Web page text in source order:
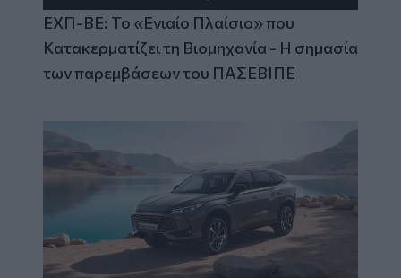
ΕΧΠ-ΒΕ: Το «Ενιαίο Πλαίσιο» που
Κατακερματίζει τη Βιομηχανία - Η σημασία
των παρεμβάσεων του ΠΑΣΕΒΙΠΕ